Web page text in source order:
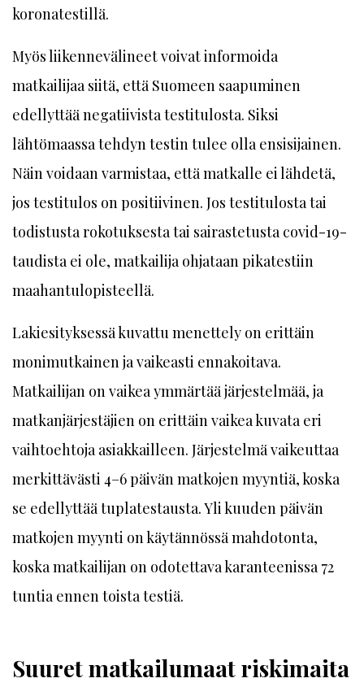
koronatestillä.
Myös liikennevälineet voivat informoida
matkailijaa siitä, että Suomeen saapuminen
edellyttää negatiivista testitulosta. Siksi
lähtömaassa tehdyn testin tulee olla ensisijainen.
Näin voidaan varmistaa, että matkalle ei lähdetä,
jos testitulos on positiivinen. Jos testitulosta tai
todistusta rokotuksesta tai sairastetusta covid-19-
taudista ei ole, matkailija ohjataan pikatestiin
maahantulopisteellä.
Lakiesityksessä kuvattu menettely on erittäin
monimutkainen ja vaikeasti ennakoitava.
Matkailijan on vaikea ymmärtää järjestelmää, ja
matkanjärjestäjien on erittäin vaikea kuvata eri
vaihtoehtoja asiakkailleen. Järjestelmä vaikeuttaa
merkittävästi 4–6 päivän matkojen myyntiä, koska
se edellyttää tuplatestausta. Yli kuuden päivän
matkojen myynti on käytännössä mahdotonta,
koska matkailijan on odotettava karanteenissa 72
tuntia ennen toista testiä.
Suuret matkailumaat riskimaita